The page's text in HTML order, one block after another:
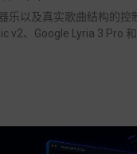
乐以及真实歌曲结构的控
v2、Google Lyria 3 Pro 和